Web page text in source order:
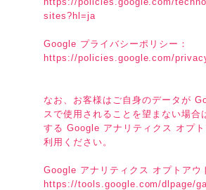
sites?hl=ja
Google プライバシーポリシー：
https://policies.google.com/
なお、お客様はご自身のデータが
スで使用されることを望まない場合
する Google アナリティクス オプ
利用ください。
Google アナリティクス オプトアウ
https://tools.google.com/dlpage/